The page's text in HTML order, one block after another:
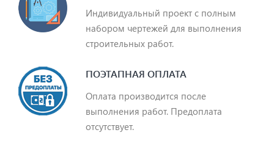
Индивидуальный проект с полным
набором чертежей для выполнения
строительных работ.
ПОЭТАПНАЯ ОПЛАТА
Оплата производится после
выполнения работ. Предоплата
отсутствует.